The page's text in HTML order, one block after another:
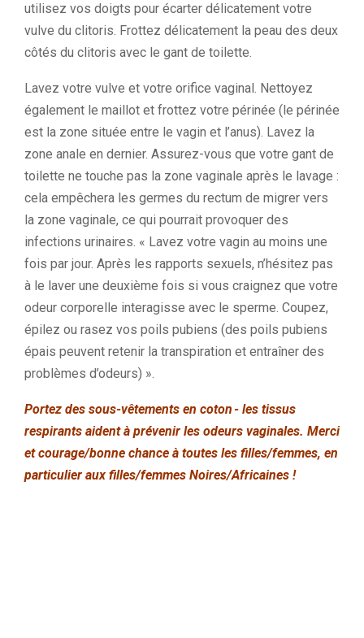
utilisez vos doigts pour écarter délicatement votre
vulve du clitoris. Frottez délicatement la peau des deux
côtés du clitoris avec le gant de toilette.
Lavez votre vulve et votre orifice vaginal. Nettoyez
également le maillot et frottez votre périnée (le périnée
est la zone située entre le vagin et l’anus). Lavez la
zone anale en dernier. Assurez-vous que votre gant de
toilette ne touche pas la zone vaginale après le lavage :
cela empêchera les germes du rectum de migrer vers
la zone vaginale, ce qui pourrait provoquer des
infections urinaires. « Lavez votre vagin au moins une
fois par jour. Après les rapports sexuels, n’hésitez pas
à le laver une deuxième fois si vous craignez que votre
odeur corporelle interagisse avec le sperme. Coupez,
épilez ou rasez vos poils pubiens (des poils pubiens
épais peuvent retenir la transpiration et entraîner des
problèmes d’odeurs) ».
Portez des sous-vêtements en coton - les tissus
respirants aident à prévenir les odeurs vaginales. Merci
et courage/bonne chance à toutes les filles/femmes, en
particulier aux filles/femmes Noires/Africaines !